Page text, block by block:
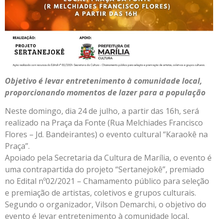
Objetivo é levar entretenimento à comunidade local,
proporcionando momentos de lazer para a população
Neste domingo, dia 24 de julho, a partir das 16h, será
realizado na Praça da Fonte (Rua Melchiades Francisco
Flores – Jd. Bandeirantes) o evento cultural “Karaokê na
Praça”.
Apoiado pela Secretaria da Cultura de Marília, o evento é
uma contrapartida do projeto “Sertanejokê”, premiado
no Edital nº02/2021 – Chamamento público para seleção
e premiação de artistas, coletivos e grupos culturais.
Segundo o organizador, Vilson Demarchi, o objetivo do
evento é levar entretenimento à comunidade local,